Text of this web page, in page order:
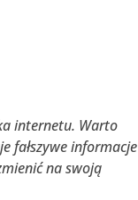
internetu. Warto
fałszywe informacje
na swoją